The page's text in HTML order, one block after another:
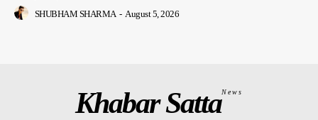
SHUBHAM SHARMA - August 5, 2026
Khabar SattaNews